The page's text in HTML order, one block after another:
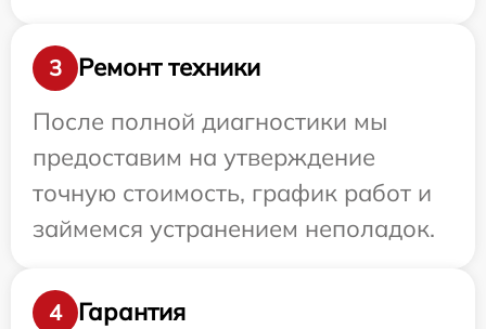
3
Ремонт техники
После полной диагностики мы
предоставим на утверждение
точную стоимость, график работ и
займемся устранением неполадок.
4
Гарантия